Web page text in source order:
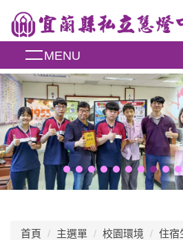
到
主
內
容
區
MENU
首頁 主選單 校園環境 住宿